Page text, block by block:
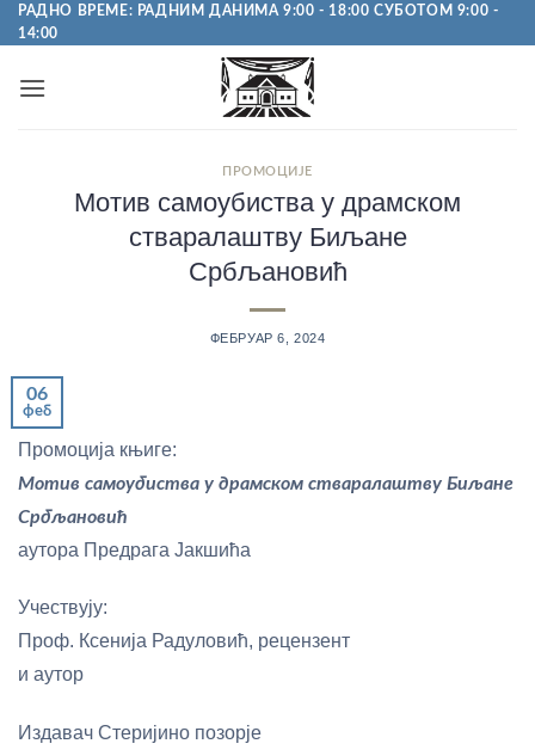
Пређи
на
РАДНО ВРЕМЕ: РАДНИМ ДАНИМА 9:00 - 18:00 СУБОТОМ 9:00 -
14:00
ПРОМОЦИЈЕ
Мотив самоубиства у драмском
стваралаштву Биљане
Србљановић
ФЕБРУАР 6, 2024
06
феб
Промоција књиге:
Мотив самоубиства у драмском стваралаштву Биљане
Србљановић
аутора Предрага Јакшића
Учествују:
Проф. Ксенија Радуловић, рецензент
и аутор
Издавач Стеријино позорје